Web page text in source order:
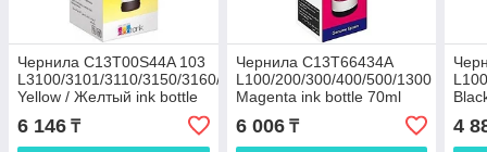
Чернила C13T00S44A 103
L3100/3101/3110/3150/3160/5190
Yellow / Желтый ink bottle
6 146 ₸
Чернила C13T66434A
L100/200/300/400/500/1300
Magenta ink bottle 70ml
6 006₸ 4